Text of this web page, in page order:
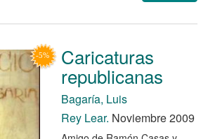
Caricaturas
republicanas
Bagaría, Luis
Rey Lear. Noviembre 2009